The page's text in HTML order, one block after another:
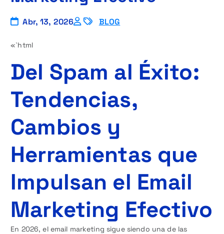
Abr, 13, 2026 BLOG
«`html
Del Spam al Éxito:
Tendencias,
Cambios y
Herramientas que
Impulsan el Email
Marketing Efectivo
En 2026, el email marketing sigue siendo una de las